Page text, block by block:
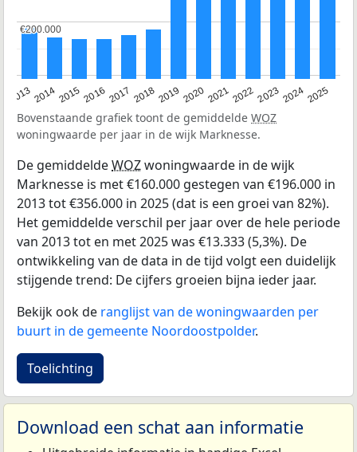
20132014201520162017 20182019 202020212022202320242025
€200.000
€200.000
Bovenstaande grafiek toont de gemiddelde WOZ
woningwaarde per jaar in de wijk Marknesse.
De gemiddeldeWOZwoningwaarde in de wijk
Marknesse is met €160.000 gestegen van €196.000 in
2013 tot €356.000 in 2025 (dat is een groei van 82%).
Het gemiddelde verschil per jaar over de hele periode
van 2013 tot en met 2025 was €13.333 (5,3%). De
ontwikkeling van de data in de tijd volgt een duidelijk
stijgende trend: De cijfers groeien bijna ieder jaar.
Bekijk ook de ranglijst van de woningwaarden per
buurt in de gemeente Noordoostpolder.
Toelichting
Download een schat aan informatie